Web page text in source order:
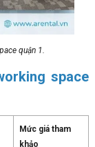
quận 1.
space
Mức giá tham
khảo